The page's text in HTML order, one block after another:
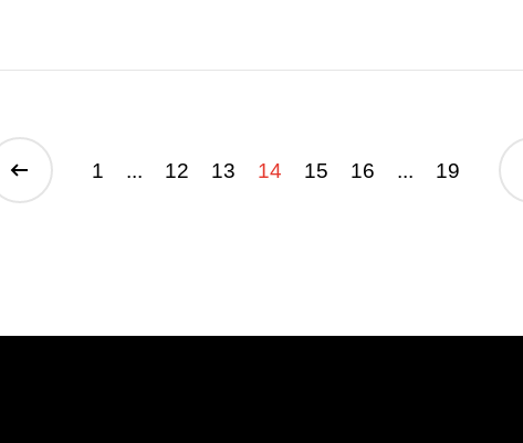
1 ... 12 13 14 15 16 ... 19